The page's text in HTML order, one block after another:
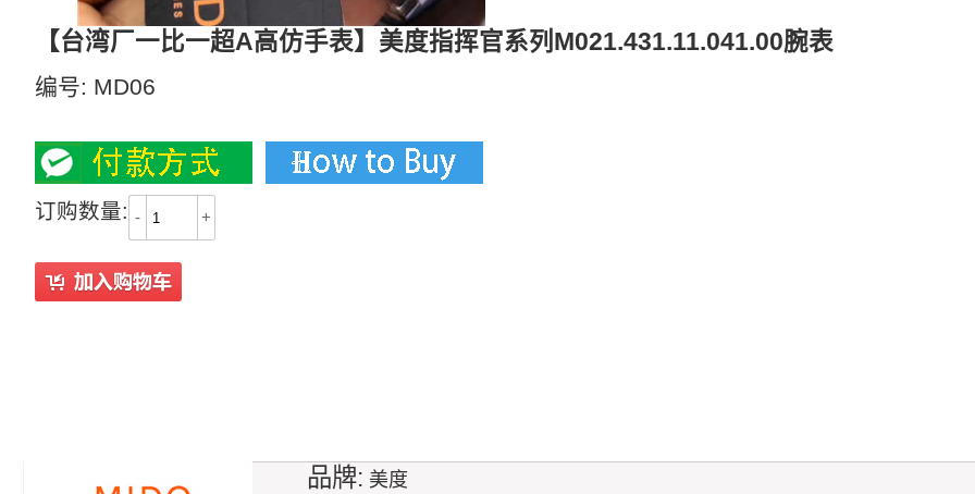
【台湾厂一比一超A高仿手表】美度指挥官系列M021.431.11.041.00腕表
编号: MD06
订购数量: - +
品牌: 美度